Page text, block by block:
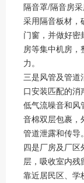
隔音罩/隔音房
采用隔音板材，
门窗，并做好密
房等集中机房
力。
三是风管及管道
口安装匹配的
低气流噪音和风
音棉双层包裹，
管道泄露和传导。
四是厂房及厂
层，吸收室内残
靠近居民区、学